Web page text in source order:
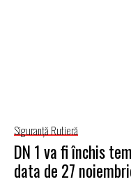
Siguranţă Rutieră
DN 1 va fi închis
data de 27